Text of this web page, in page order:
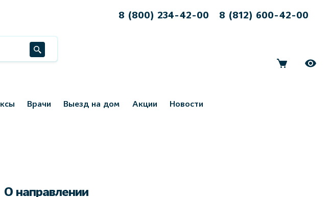
8 (800) 234-42-00 8 (812) 600-42-00
Врачи Выезд на дом Акции Новости
О направлении